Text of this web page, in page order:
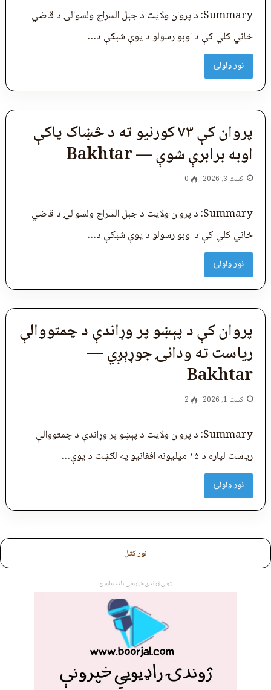
Summary: د پروان ولایت د جبل‌ السراج ولسوالۍ د قاضي
‌خاني کلي کې د اوبو رسولو د یوې شبکې د…
نور ولولئ
پروان کې ۷۳ کورنیو ته د څښاک پاکې
اوبه برابرې شوې — Bakhtar
اگست 3, 2026 0
Summary: د پروان ولایت د جبل‌ السراج ولسوالۍ د قاضي
‌خاني کلي کې د اوبو رسولو د یوې شبکې د…
نور ولولئ
پروان کې د پېښو پر وړاندې د چمتووالې
ریاست ته ودانۍ جوړېږي —
Bakhtar
اگست 1, 2026 2
Summary: د پروان ولایت د پېښو پر وړاندې د چمتووالې
ریاست لپاره د ۱۵ میلیونه افغانیو په لګښت د یوې…
نور ولولئ
نور کتل
ټولې ژوندۍ خپرونې دلته واورئ